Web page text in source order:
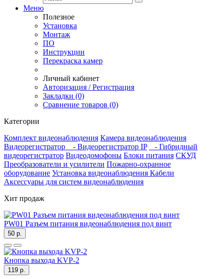
Меню
Полезное
Установка
Монтаж
ПО
Инструкции
Перекраска камер
Личный кабинет
Авторизация / Регистрация
Закладки (0)
Сравнение товаров (0)
Категории
Комплект видеонаблюдения Камера видеонаблюдения
Видеорегистратор
- Видеорегистратор IP
- Гибридный
видеорегистратор Видеодомофоны Блоки питания СКУД
Преобразователи и усилители Пожарно-охранное
оборудование Установка видеонаблюдения Кабели
Аксессуары для систем видеонаблюдения
Хит продаж
PW01 Разъем питания видеонаблюдения под винт
50 р.
Кнопка выхода KVP-2
119 р.